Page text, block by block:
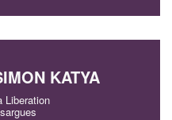
KATYA
Liberation